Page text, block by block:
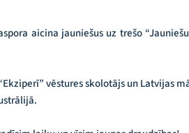
aicina jauniešus uz trešo
vēstures skolotājs un Latvijas